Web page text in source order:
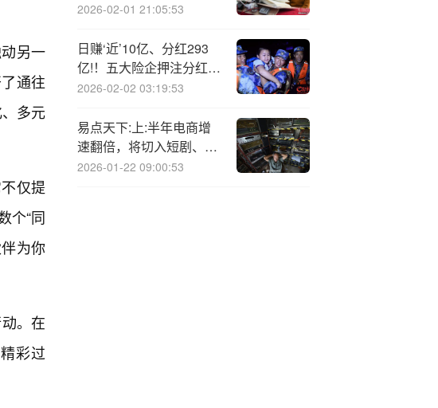
另一
通往
多元
仅提
个“同
为你
。在
彩过
2026-02-01 21:05:53
日赚‘近’10亿、分红293
亿!！五大险企押注分红
险，部分公司新业务占比
2026-02-02 03:19:53
易点天下:上:半年电商增
速翻倍，将切入短剧、AI
应用新赛道
2026-01-22 09:00:53